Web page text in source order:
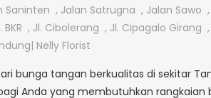
Bunga
Tangan
Ganesha
Saninten , Jalan Satrugna , Jalan Sawo ,
BKR , Jl. Cibolerang , Jl. Cipagalo Girang ,
Nelly Florist
bunga tangan berkualitas di sekitar
Anda yang membutuhkan